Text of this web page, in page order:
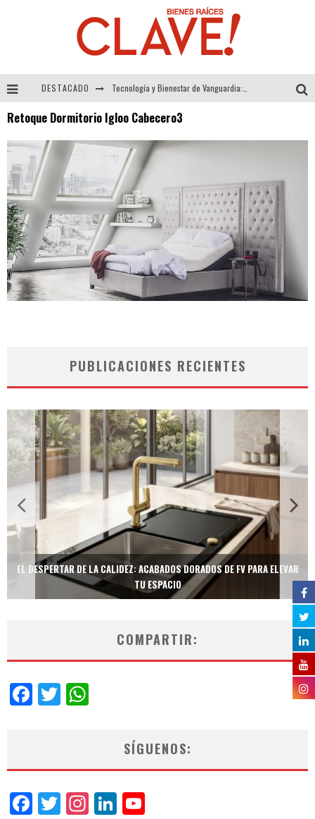
DESTACADO
Alexandra Bedoya – La Constancia detrás de La Paletería
Retoque Dormitorio Igloo Cabecero3
PUBLICACIONES RECIENTES
EL DESPERTAR DE LA CALIDEZ: ACABADOS DORADOS DE FV PARA ELEVAR
TU ESPACIO
COMPARTIR:
Facebook
Twitter
SÍGUENOS:
Facebook
Twitter
Instagram
LinkedIn